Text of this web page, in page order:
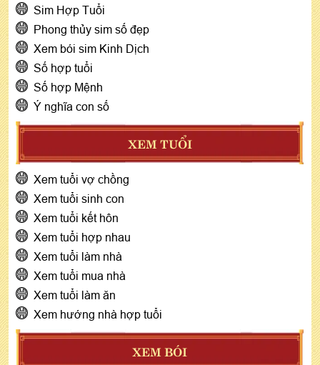
Sim Hợp Tuổi
Phong thủy sim số đẹp
Xem bói sim Kinh Dịch
Số hợp tuổi
Số hợp Mệnh
Ý nghĩa con số
XEM TUỔI
Xem tuổi vợ chồng
Xem tuổi sinh con
Xem tuổi kết hôn
Xem tuổi hợp nhau
Xem tuổi làm nhà
Xem tuổi mua nhà
Xem tuổi làm ăn
Xem hướng nhà hợp tuổi
XEM BÓI